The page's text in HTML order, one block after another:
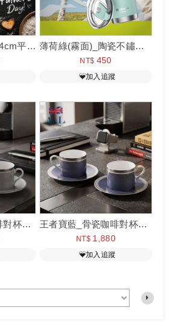
鑽石可立鍋系列_24cm平底鍋+24cm湯鍋(含蓋)-淺木紋 薄荷綠(霧面)_陶瓷不鏽鋼冰霸杯 900ml
NT$ 450
加入追蹤
英爵白金_骨瓷咖啡對杯禮盒組-2杯2碟#買就送環保手提袋 王者寶藍_骨瓷咖啡對杯禮盒組-2杯2碟#買就送環保手提袋
NT$ 1,880
加入追蹤